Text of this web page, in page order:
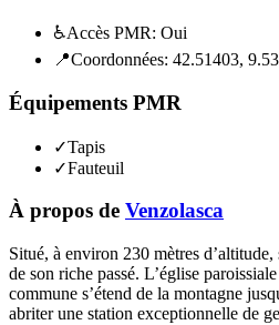
♿Accès PMR: Oui
📍Coordonnées: 42.51403,
Équipements PMR
✓Tapis
✓Fauteuil
À propos de Venzolasca
Situé, à environ 230 mètres
de son riche passé. L’église
commune s’étend de la montagne
abriter une station exceptionnelle de